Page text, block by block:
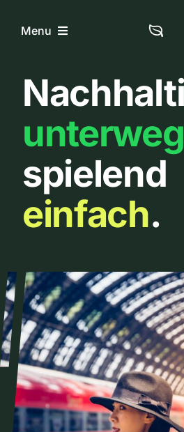
InhaltMenu
Home
Über uns
Urbanlist
spielend
einfach.